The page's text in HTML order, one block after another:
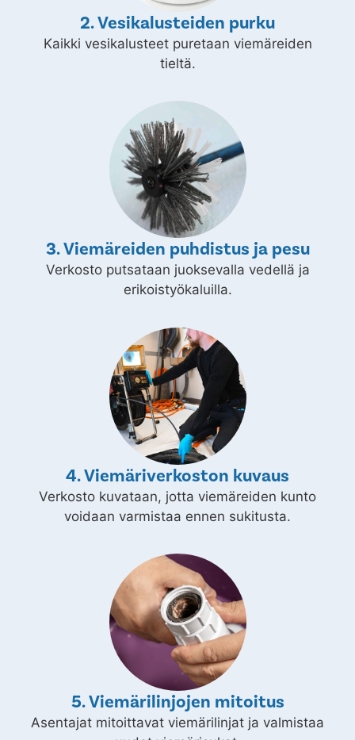
2. Vesikalusteiden purku
Kaikki vesikalusteet puretaan viemäreiden
tieltä.
3. Viemäreiden puhdistus ja pesu
Verkosto putsataan juoksevalla vedellä ja
erikoistyökaluilla.
4. Viemäriverkoston kuvaus
Verkosto kuvataan, jotta viemäreiden kunto
voidaan varmistaa ennen sukitusta.
5. Viemärilinjojen mitoitus
Asentajat mitoittavat viemärilinjat ja valmistaa